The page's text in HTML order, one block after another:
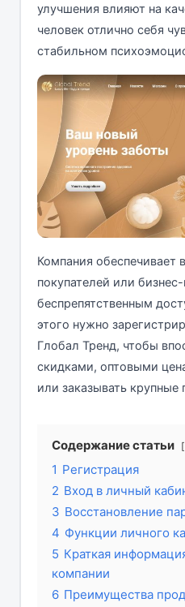
улучшения влияют на
человек отлично себя
стабильном
Компания обеспечивает
покупателей или
беспрепятственным
этого нужно
Глобал Тренд, чтобы
скидками, оптовыми
или заказывать крупные
Содержание статьи
1 Регистрация
2 Вход в личный
3 Восстановление
4 Функции личного
5 Краткая
компании
6 Преимущества